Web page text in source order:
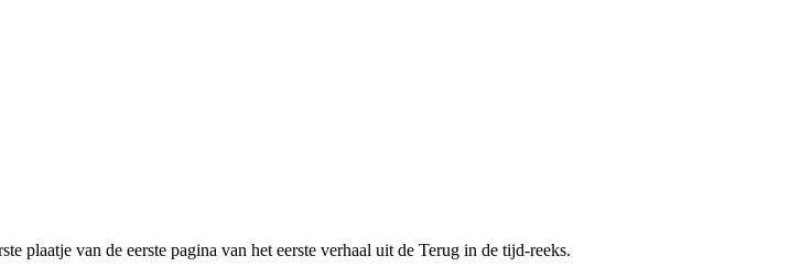
plaatje van de eerste pagina van het eerste verhaal uit de Terug in de tijd-reeks.